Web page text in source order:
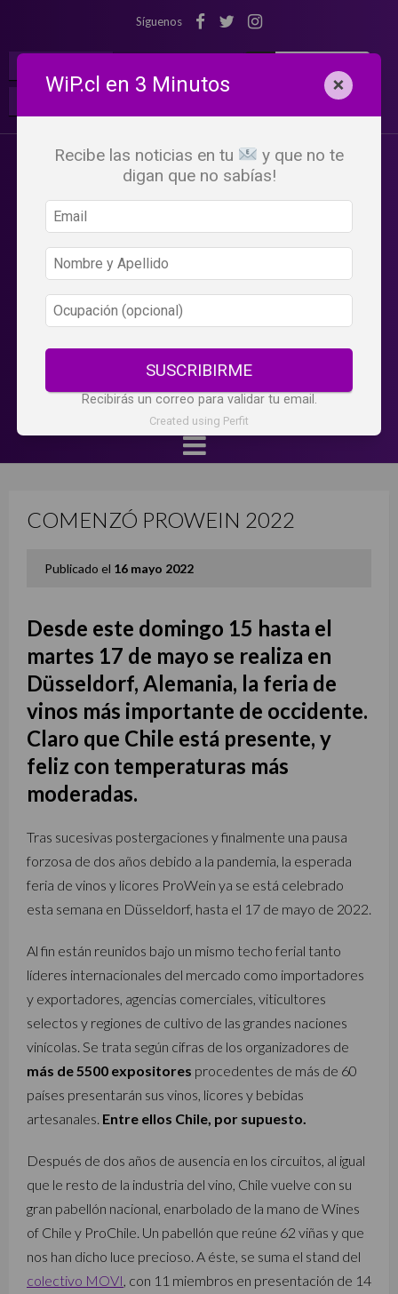
Síguenos
COMENZÓ PROWEIN 2022
Publicado el 16 mayo 2022
Desde este domingo 15 hasta el
martes 17 de mayo se realiza en
Düsseldorf, Alemania, la feria de
vinos más importante de occidente.
Claro que Chile está presente, y
feliz con temperaturas más
moderadas.
Tras sucesivas postergaciones y finalmente una pausa
forzosa de dos años debido a la pandemia, la esperada
feria de vinos y licores ProWein ya se está celebrado
esta semana en Düsseldorf, hasta el 17 de mayo de 2022.
Al fin están reunidos bajo un mismo techo ferial tanto
líderes internacionales del mercado como importadores
y exportadores, agencias comerciales, viticultores
selectos y regiones de cultivo de las grandes naciones
vinícolas. Se trata según cifras de los organizadores de
más de 5500 expositores procedentes de más de 60
países presentarán sus vinos, licores y bebidas
artesanales. Entre ellos Chile, por supuesto.
Después de dos años de ausencia en los circuitos, al igual
que le resto de la industria del vino, Chile vuelve con su
gran pabellón nacional, enarbolado de la mano de Wines
of Chile y ProChile. Un pabellón que reúne 62 viñas y que
nos han dicho luce precioso. A éste, se suma el stand del
colectivo MOVI , con 11 miembros en presentación de 14
WiP.cl en 3 Minutos ×
Recibe las noticias en tu
y que no te
digan que no sabías!
SUSCRIBIRME
Recibirás un correo para validar tu email.
Created using Perfit